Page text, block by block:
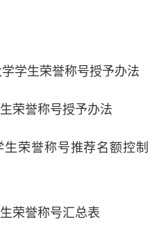
学生荣誉称号授予办法
荣誉称号授予办法
荣誉称号推荐名额控制
荣誉称号汇总表